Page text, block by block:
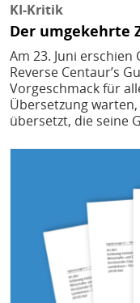
KI-Kritik
Der umgekehrte
Am 23. Juni erschien
Reverse Centaur’s
Vorgeschmack für
Übersetzung
übersetzt, die seine
Bild